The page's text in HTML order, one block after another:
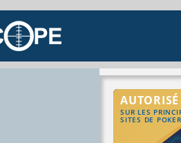
AUTORISÉ
SUR LES
SITES DE POKER